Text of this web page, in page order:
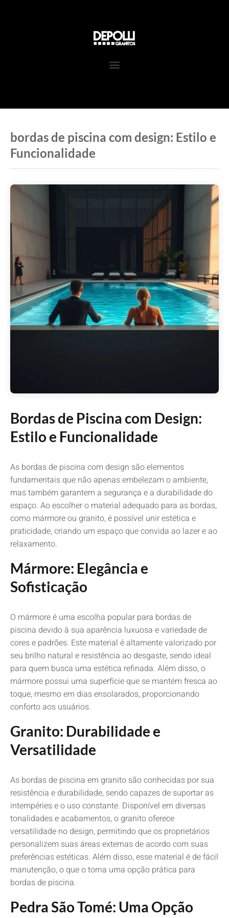
bordas de piscina com design: Estilo e
Funcionalidade
Bordas de Piscina com Design:
Estilo e Funcionalidade
As bordas de piscina com design são elementos
fundamentais que não apenas embelezam o ambiente,
mas também garantem a segurança e a durabilidade do
espaço. Ao escolher o material adequado para as bordas,
como mármore ou granito, é possível unir estética e
praticidade, criando um espaço que convida ao lazer e ao
relaxamento.
Mármore: Elegância e
Sofisticação
O mármore é uma escolha popular para bordas de
piscina devido à sua aparência luxuosa e variedade de
cores e padrões. Este material é altamente valorizado por
seu brilho natural e resistência ao desgaste, sendo ideal
para quem busca uma estética refinada. Além disso, o
mármore possui uma superfície que se mantém fresca ao
toque, mesmo em dias ensolarados, proporcionando
conforto aos usuários.
Granito: Durabilidade e
Versatilidade
As bordas de piscina em granito são conhecidas por sua
resistência e durabilidade, sendo capazes de suportar as
intempéries e o uso constante. Disponível em diversas
tonalidades e acabamentos, o granito oferece
versatilidade no design, permitindo que os proprietários
personalizem suas áreas externas de acordo com suas
preferências estéticas. Além disso, esse material é de fácil
manutenção, o que o torna uma opção prática para
bordas de piscina.
Pedra São Tomé: Uma Opção